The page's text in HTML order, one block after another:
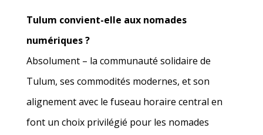
Tulum convient-elle aux nomades
numériques ?
Absolument – la communauté solidaire de
Tulum, ses commodités modernes, et son
alignement avec le fuseau horaire central en
font un choix privilégié pour les nomades